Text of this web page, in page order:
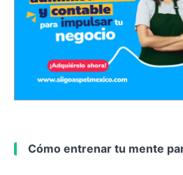
Cómo entrenar tu mente